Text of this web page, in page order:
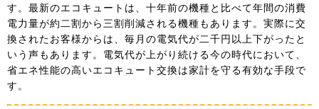
す。最新のエコキュートは、十年前の機種と比べて年間の消費
電力量が約二割から三割削減される機種もあります。実際に交
換されたお客様からは、毎月の電気代が二千円以上下がったと
いう声もあります。電気代が上がり続ける今の時代において、
省エネ性能の高いエコキュート交換は家計を守る有効な手段で
す。